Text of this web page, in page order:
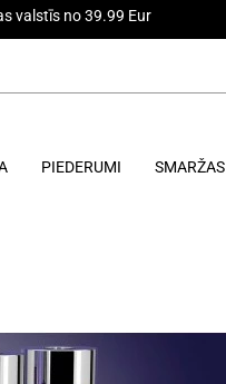
valstīs no 39.99 Eur
PIEDERUMI SMARŽAS